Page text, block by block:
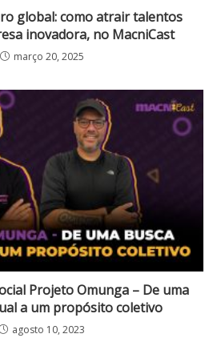
global: como atrair talentos
inovadora, no MacniCast
março 20, 2025
Projeto Omunga – De uma
a um propósito coletivo
agosto 10, 2023